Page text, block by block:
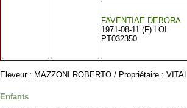
FAVENTIAE DEBORA
1971-08-11 (F) LOI
PT032350
Eleveur : MAZZONI ROBERTO / Propriétaire :
Enfants